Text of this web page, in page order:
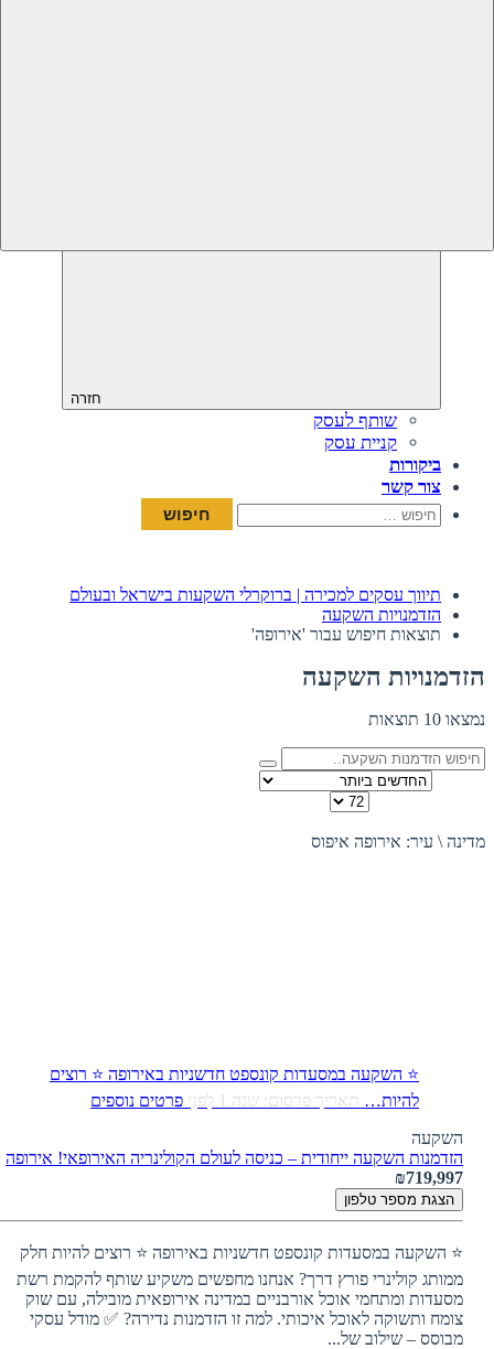
חזרה
שותף לעסק
קניית עסק
ביקורות
צור קשר
חיפוש:
תיווך עסקים למכירה | ברוקרלי השקעות בישראל ובעולם
הזדמנויות השקעה
תוצאות חיפוש עבור 'אירופה'
הזדמנויות השקעה
נמצאו 10 תוצאות
מדינה \ עיר: אירופה איפוס
⭐ השקעה במסעדות קונספט חדשניות באירופה ⭐ רוצים
להיות… תאריך פרסום: שנה 1 לִפנֵי
פרטים נוספים
השקעה
הזדמנות השקעה ייחודית – כניסה לעולם הקולינריה האירופאי! אירופה
₪719,997
הצגת מספר טלפון
⭐ השקעה במסעדות קונספט חדשניות באירופה ⭐ רוצים להיות חלק
ממותג קולינרי פורץ דרך? אנחנו מחפשים משקיע שותף להקמת רשת
מסעדות ומתחמי אוכל אורבניים במדינה אירופאית מובילה, עם שוק
צומח ותשוקה לאוכל איכותי. למה זו הזדמנות נדירה? ✅ מודל עסקי
מבוסס – שילוב של...